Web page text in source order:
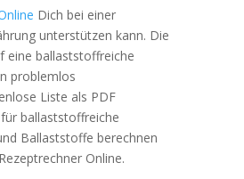
Dich bei einer
unterstützen kann. Die
eine ballaststoffreiche
problemlos
Liste als PDF
ballaststoffreiche
Ballaststoffe berechnen
Online.